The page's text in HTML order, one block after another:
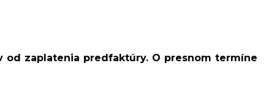
zaplatenia predfaktúry. O presnom termíne